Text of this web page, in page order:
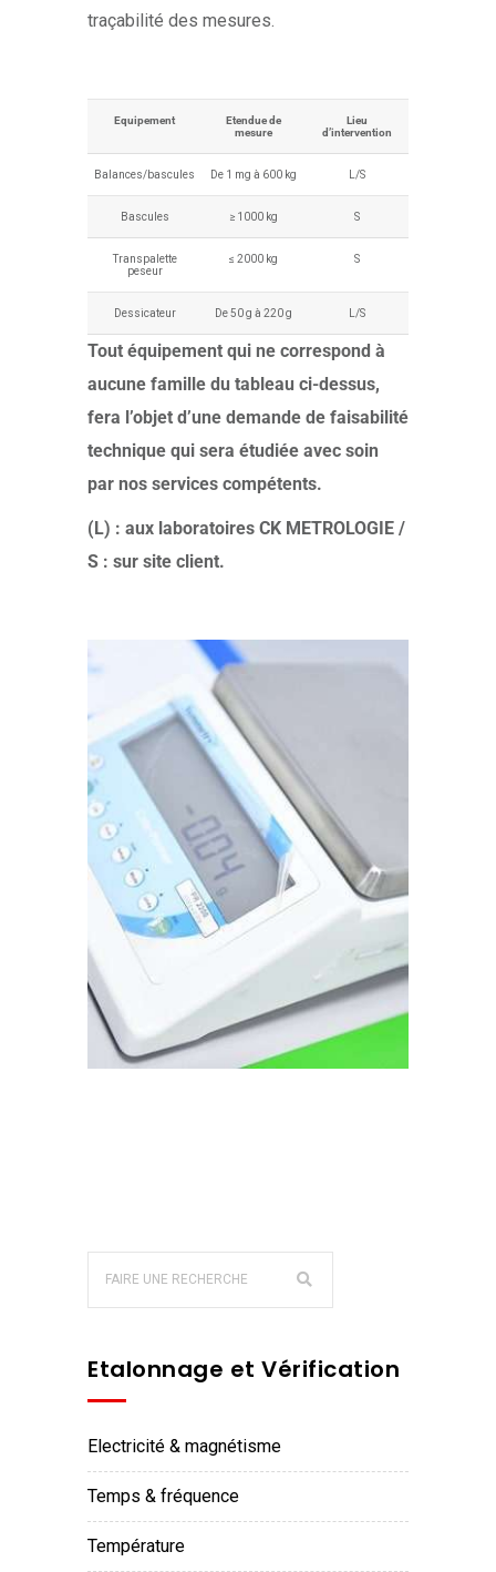
Etalonnage et Vérification
electricité & magnétisme
temps & fréquence
température
traçabilité des mesures.
Equipement
Etendue de
mesure
Lieu
d’intervention
Balances/bascules De 1 mg à 600 kg L/S
Bascules ≥ 1000 kg S
Transpalette
peseur
≤ 2000 kg S
Dessicateur De 50 g à 220 g L/S
Tout équipement qui ne correspond à
aucune famille du tableau ci-dessus,
fera l’objet d’une demande de faisabilité
technique qui sera étudiée avec soin
par nos services compétents.
(L) : aux laboratoires CK METROLOGIE /
S : sur site client.